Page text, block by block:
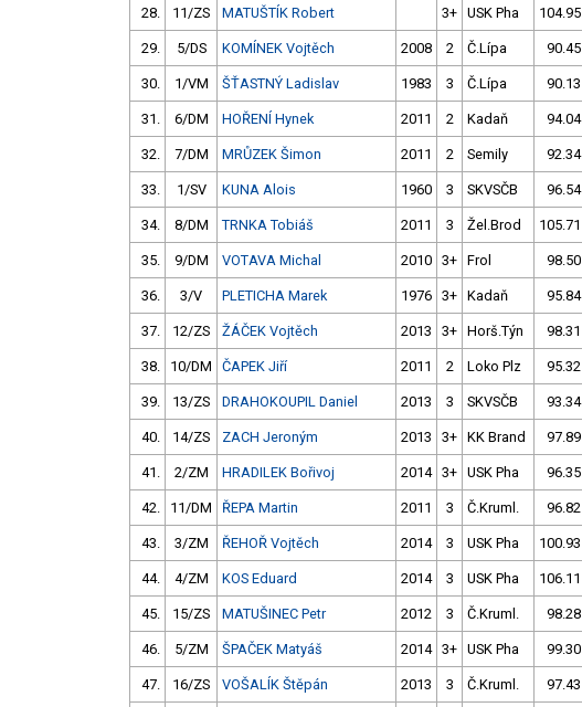
28. 11/ZS MATUŠTÍK Robert 3+ USK Pha 104.95
29. 5/DS KOMÍNEK Vojtěch 2008 2 Č.Lípa 90.45
30. 1/VM ŠŤASTNÝ Ladislav 1983 3 Č.Lípa 90.13
31. 6/DM HOŘENÍ Hynek 2011 2 Kadaň 94.04
32. 7/DM MRŮZEK Šimon 2011 2 Semily 92.34
33. 1/SV KUNA Alois 1960 3 SKVSČB 96.54
34. 8/DM TRNKA Tobiáš 2011 3 Žel.Brod 105.71
35. 9/DM VOTAVA Michal 2010 3+ Frol 98.50
36. 3/V PLETICHA Marek 1976 3+ Kadaň 95.84
37. 12/ZS ŽÁČEK Vojtěch 2013 3+ Horš.Týn 98.31
38. 10/DM ČAPEK Jiří 2011 2 Loko Plz 95.32
39. 13/ZS DRAHOKOUPIL Daniel 2013 3 SKVSČB 93.34
40. 14/ZS ZACH Jeroným 2013 3+ KK Brand 97.89
41. 2/ZM HRADILEK Bořivoj 2014 3+ USK Pha 96.35
42. 11/DM ŘEPA Martin 2011 3 Č.Kruml. 96.82
43. 3/ZM ŘEHOŘ Vojtěch 2014 3 USK Pha 100.93
44. 4/ZM KOS Eduard 2014 3 USK Pha 106.11
45. 15/ZS MATUŠINEC Petr 2012 3 Č.Kruml. 98.28
46. 5/ZM ŠPAČEK Matyáš 2014 3+ USK Pha 99.30
47. 16/ZS VOŠALÍK Štěpán 2013 3 Č.Kruml. 97.43